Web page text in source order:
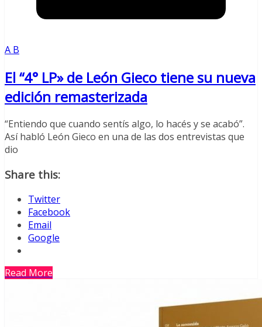
A B
El “4° LP» de León Gieco tiene su nueva
edición remasterizada
“Entiendo que cuando sentís algo, lo hacés y se acabó”.
Así habló León Gieco en una de las dos entrevistas que
dio
Share this:
Twitter
Facebook
Email
Google
Read More